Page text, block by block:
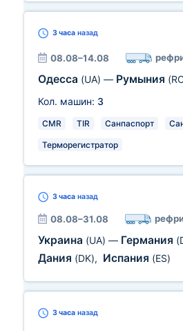
3 часа назад
08.08–14.08
Одесса (UA) — Румыния
Кол. машин: 3
CMR TIR Санпаспорт
Терморегистратор
3 часа назад
08.08–31.08
Украина (UA) — Германия
Дания (DK), Испания (ES)
3 часа назад